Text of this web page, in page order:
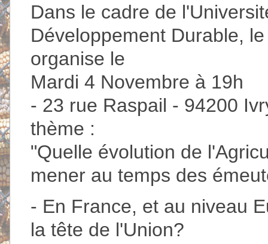
Dans le cadre de
Développement Durable,
organise le
Mardi 4 Novembre à 19h
- 23 rue Raspail - 94200
thème :
"Quelle évolution de
mener au temps des
- En France, et au niveau
la tête de l'Union?